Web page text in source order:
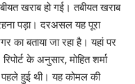
खराब हो गई। तबीयत खराब
पड़ा। दरअसल यह पूरा
का बताया जा रहा है। यहां पर
के अनुसार, मोहित शर्मा
हुई थी। यह कोमल की